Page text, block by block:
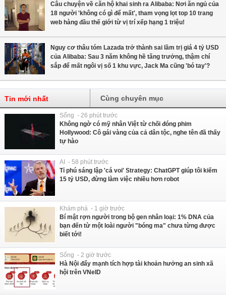
Câu chuyện về căn hộ khai sinh ra Alibaba: Nơi ăn ngủ của
18 người 'không có gì để mất', tham vọng lọt top 10 trang
web hàng đầu thế giới từ vị trí xếp hạng 1 triệu!
Nguy cơ thâu tóm Lazada trở thành sai lầm trị giá 4 tỷ USD
của Alibaba: Sau 3 năm không hề tăng trưởng, thậm chí
sắp để mất ngôi vị số 1 khu vực, Jack Ma cũng 'bó tay'?
Tin mới nhất Cùng chuyên mục
Sống - 26 phút trước
Không ngờ có mỹ nhân Việt từ chối đóng phim
Hollywood: Cô gái vàng của cả dân tộc, nghe tên đã thấy
tự hào
AI - 58 phút trước
Tỉ phú sáng lập 'cá voi' Strategy: ChatGPT giúp tôi kiếm
15 tỷ USD, đừng làm việc nhiều hơn robot
Khám phá - 1 giờ trước
Bí mật rợn người trong bộ gen nhân loại: 1% DNA của
bạn đến từ một loài người "bóng ma" chưa từng được
biết tới!
Sống - 2 giờ trước
Hà Nội đẩy mạnh tích hợp tài khoản hưởng an sinh xã
hội trên VNeID